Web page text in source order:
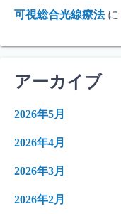
可視総合光線療法に
アーカイブ
2026年5月
2026年4月
2026年3月
2026年2月